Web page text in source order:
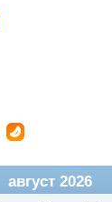
август 2026